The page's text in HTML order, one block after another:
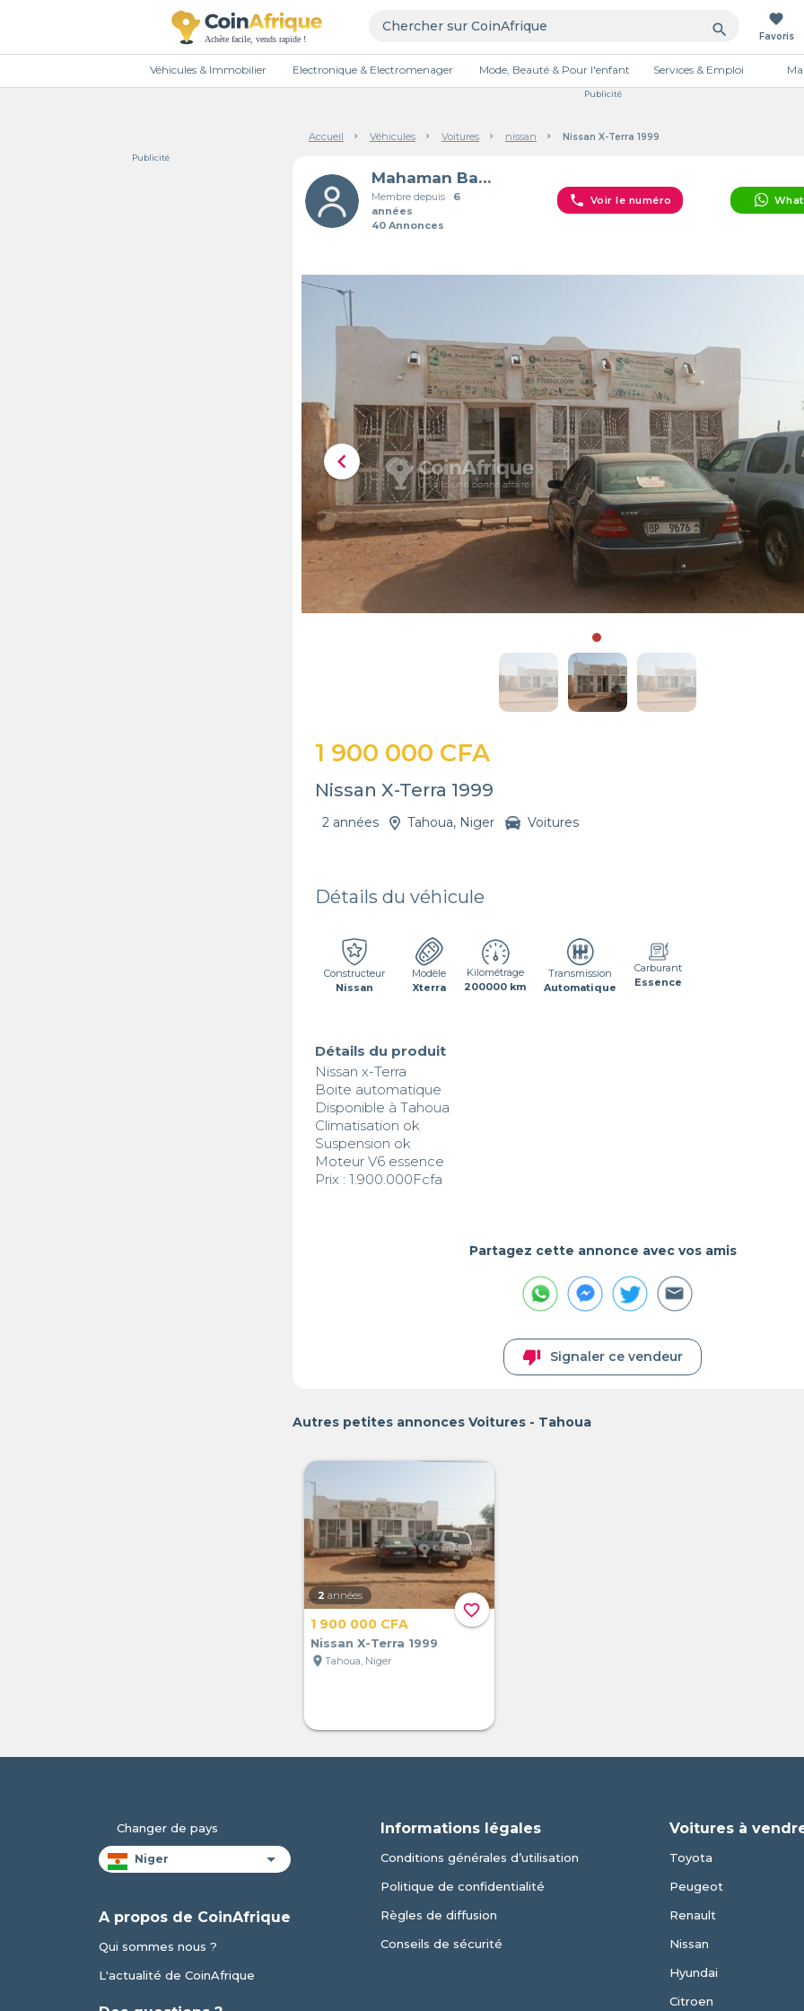
search
favorite
Favoris
Véhicules & Immobilier Electronique & Electromenager Mode, Beauté & Pour l'enfant Services & Emploi
Publicité
Accueil Véhicules Voitures nissan Nissan X-Terra 1999
Publicité
Mahaman Bachir Aboubacar
Membre depuis6
années
40 Annonces
phone Voir le numéro
chevron_left
1 900 000 CFA
Nissan X-Terra 1999
2 années Tahoua, Niger Voitures
Détails du véhicule
Constructeur
Nissan
Modèle
Xterra
Kilométrage
200000 km
Transmission
Automatique
Carburant
Essence
Détails du produit
Nissan x-Terra
Boite automatique
Disponible à Tahoua
Climatisation ok
Suspension ok
Moteur V6 essence
Prix : 1.900.000Fcfa
Partagez cette annonce avec vos amis
thumb_down Signaler ce vendeur
Autres petites annonces Voitures - Tahoua
favorite_border
2 années
1 900 000 CFA
Nissan X-Terra 1999
location_on Tahoua, Niger
Changer de pays
A propos de CoinAfrique
Qui sommes nous ?
L'actualité de CoinAfrique
Informations légales
Conditions générales d’utilisation
Politique de confidentialité
Règles de diffusion
Conseils de sécurité
Voitures à
Toyota
Peugeot
Renault
Nissan
Hyundai
Citroen